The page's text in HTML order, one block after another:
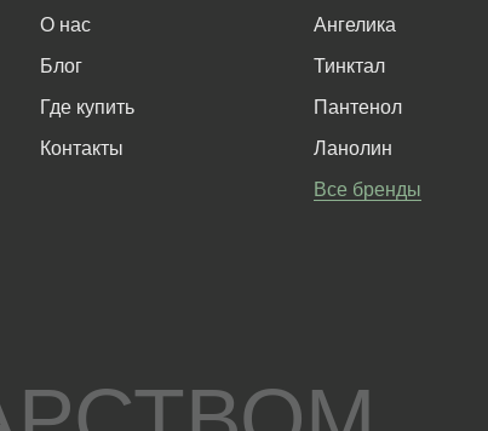
О нас
Блог
Где купить
Контакты
Ангелика
Тинктал
Пантенол
Ланолин
Все бренды